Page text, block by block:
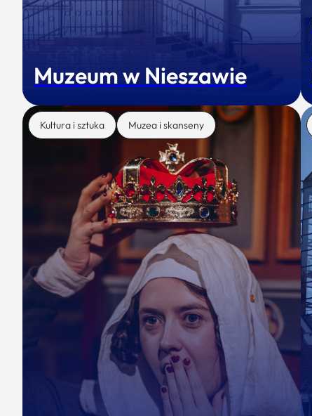
Muzeum w Nieszawie
Kultura i sztuka Muzea i skanseny